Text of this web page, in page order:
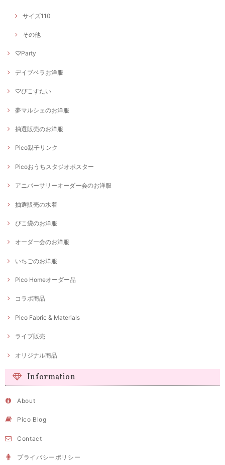
サイズ110
その他
♡Party
デイブベラお洋服
♡ぴこすたい
夢マルシェのお洋服
抽選販売のお洋服
Pico親子リンク
Picoおうちスタジオポスター
アニバーサリーオーダー会のお洋服
抽選販売の水着
ぴこ袋のお洋服
オーダー会のお洋服
いちごのお洋服
Pico Homeオーダー品
コラボ商品
Pico Fabric & Materials
ライブ販売
オリジナル商品
Information
About
Pico Blog
Contact
プライバシーポリシー